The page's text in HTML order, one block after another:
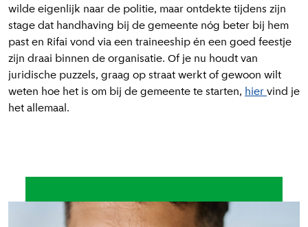
wilde eigenlijk naar de politie, maar ontdekte tijdens zijn
stage dat handhaving bij de gemeente nóg beter bij hem
past en Rifai vond via een traineeship én een goed feestje
zijn draai binnen de organisatie. Of je nu houdt van
juridische puzzels, graag op straat werkt of gewoon wilt
weten hoe het is om bij de gemeente te starten, hiervind je
het allemaal.